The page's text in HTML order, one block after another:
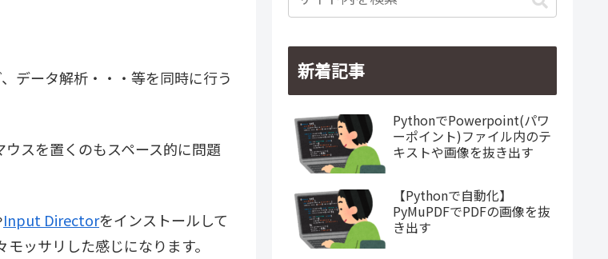
データ解析・・・等を同時に行う
スを置くのもスペース的に問題
Input Directorをインストールして
ッサリした感じになります。
新着記事
PythonでPowerpoint(パワ
ーポイント)ファイル内のテ
キストや画像を抜き出す
【Pythonで自動化】
PyMuPDFでPDFの画像を抜
き出す